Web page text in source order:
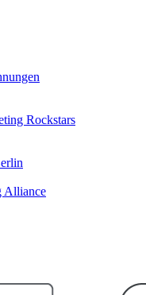
Rockstars
Alliance